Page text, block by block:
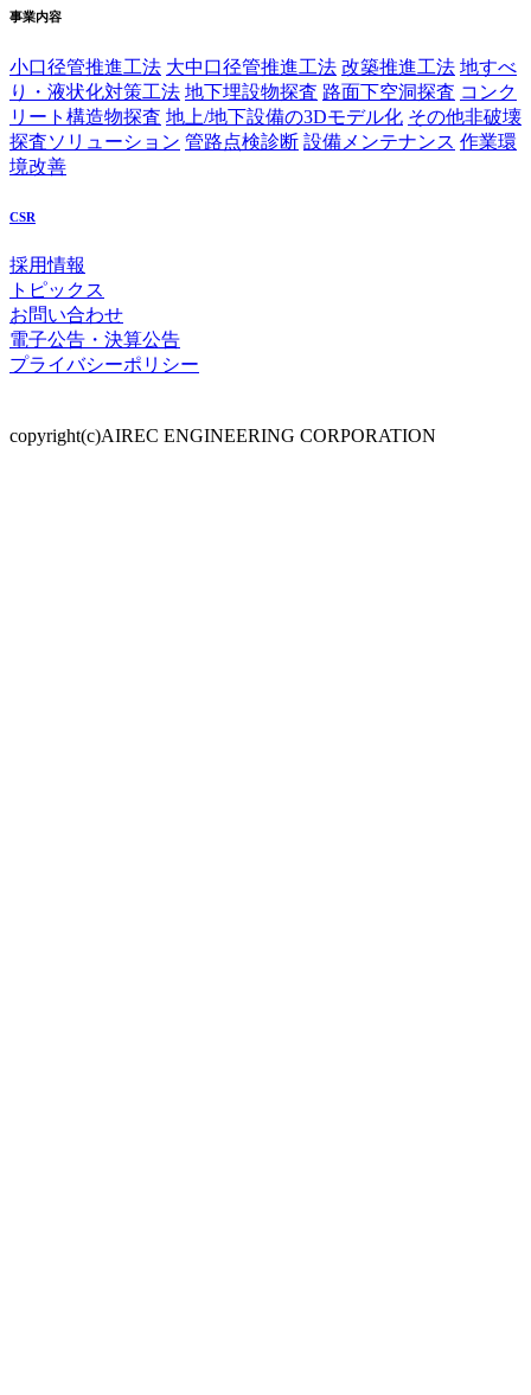
事業内容
小口径管推進工法 大中口径管推進工法 改築推進工法 地すべ
り・液状化対策工法 地下埋設物探査 路面下空洞探査 コンク
リート構造物探査 地上/地下設備の3Dモデル化 その他非破壊
探査ソリューション 管路点検診断 設備メンテナンス 作業環
境改善
CSR
採用情報
トピックス
お問い合わせ
電子公告・決算公告
プライバシーポリシー
copyright(c)AIREC ENGINEERING CORPORATION